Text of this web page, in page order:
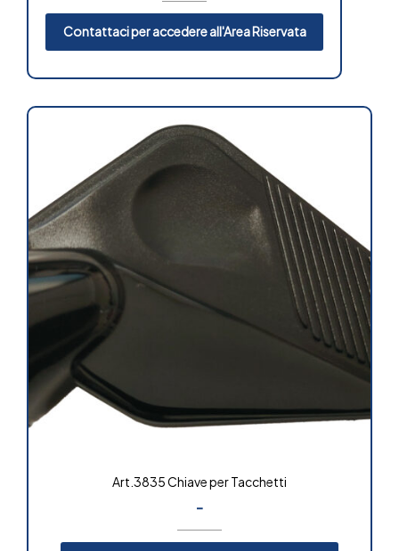
Contattaci per accedere all'Area Riservata
Art.3835 Chiave per Tacchetti
-